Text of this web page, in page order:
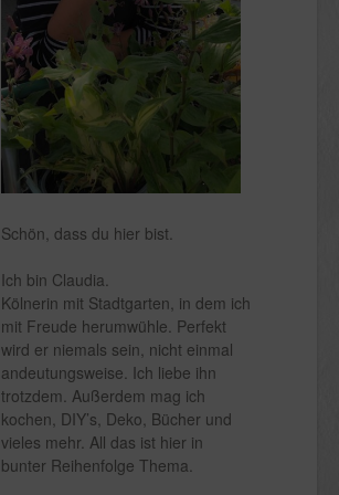
Schön, dass du hier bist.
Ich bin Claudia.
Kölnerin mit Stadtgarten, in dem ich
mit Freude herumwühle. Perfekt
wird er niemals sein, nicht einmal
andeutungsweise. Ich liebe ihn
trotzdem. Außerdem mag ich
kochen, DIY’s, Deko, Bücher und
vieles mehr. All das ist hier in
bunter Reihenfolge Thema.